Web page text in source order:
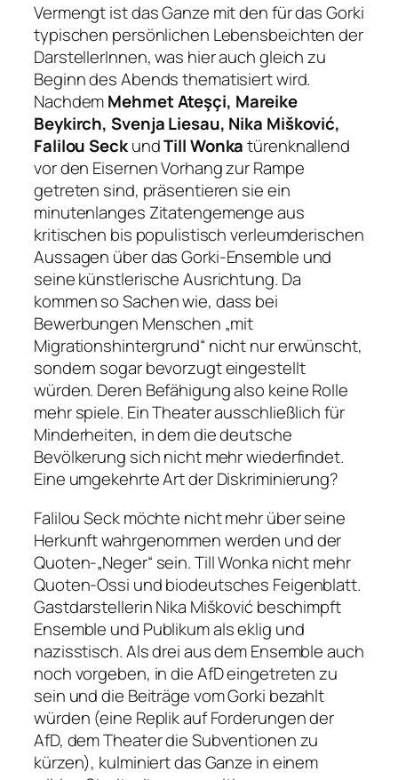
Vermengt ist das Ganze mit den für das Gorki
typischen persönlichen Lebensbeichten der
DarstellerInnen, was hier auch gleich zu
Beginn des Abends thematisiert wird.
NachdemMehmet Ateşçi, Mareike
Beykirch, Svenja Liesau, Nika Mišković,
Falilou SeckundTill Wonkatürenknallend
vor den Eisernen Vorhang zur Rampe
getreten sind, präsentieren sie ein
minutenlanges Zitatengemenge aus
kritischen bis populistisch verleumderischen
Aussagen über das Gorki-Ensemble und
seine künstlerische Ausrichtung. Da
kommen so Sachen wie, dass bei
Bewerbungen Menschen „mit
Migrationshintergrund“ nicht nur erwünscht,
sondern sogar bevorzugt eingestellt
würden. Deren Befähigung also keine Rolle
mehr spiele. Ein Theater ausschließlich für
Minderheiten, in dem die deutsche
Bevölkerung sich nicht mehr wiederfindet.
Eine umgekehrte Art der Diskriminierung?
Falilou Seck möchte nicht mehr über seine
Herkunft wahrgenommen werden und der
Quoten-„Neger“ sein. Till Wonka nicht mehr
Quoten-Ossi und biodeutsches Feigenblatt.
Gastdarstellerin Nika Mišković beschimpft
Ensemble und Publikum als eklig und
nazisstisch. Als drei aus dem Ensemble auch
noch vorgeben, in die AfD eingetreten zu
sein und die Beiträge vom Gorki bezahlt
würden (eine Replik auf Forderungen der
AfD, dem Theater die Subventionen zu
kürzen), kulminiert das Ganze in einem